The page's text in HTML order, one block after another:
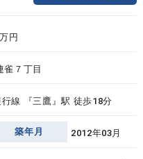
万円
雀７丁目
行線 『三鷹』駅 徒歩18分
築年月 2012年03月